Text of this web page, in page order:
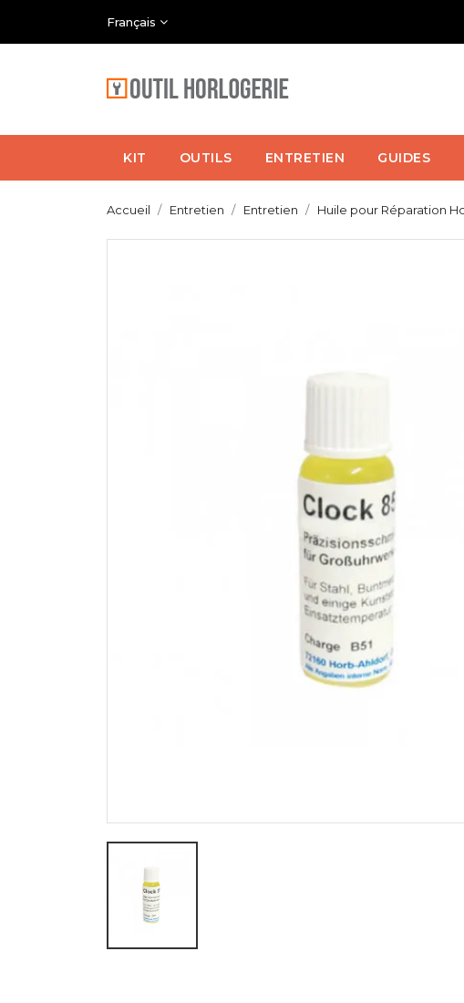
Français
KIT OUTILS ENTRETIEN GUIDES
Accueil Entretien Entretien Huile pour Réparation